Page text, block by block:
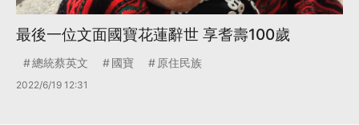
最後一位文面國寶花蓮辭世 享耆壽100歲
總統蔡英文 國寶 原住民族
2022/6/19 12:31